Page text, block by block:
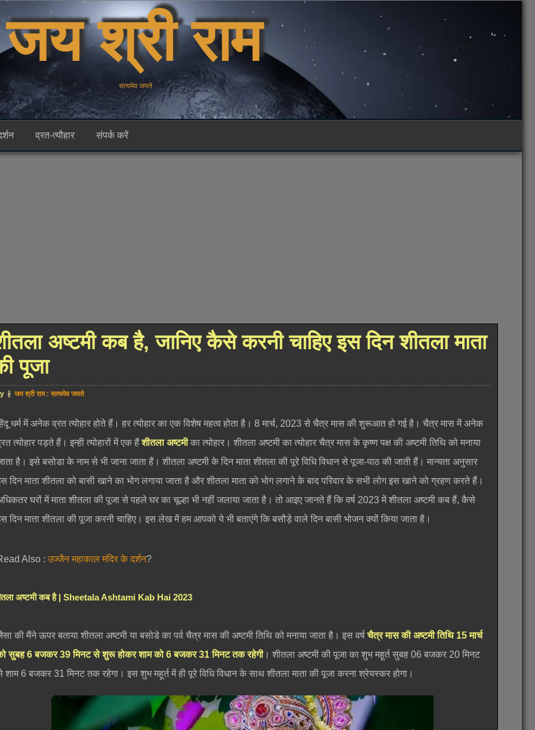
जय श्री राम
सत्यमेव जयते
व्रत-त्यौहार संपर्क करें
अष्टमी कब है, जानिए कैसे करनी चाहिए इस दिन शीतला माता
पूजा
जय श्री राम : सत्यमेव जयते
धर्म में अनेक व्रत त्योहार होते हैं। हर त्योहार का एक विशेष महत्व होता है। 8 मार्च, 2023 से चैत्र मास की शुरूआत हो गई है। चैत्र मास में अनेक
त्योहार पड़ते हैं। इन्ही त्योहारों में एक हैंशीतला अष्टमीका त्योहार। शीतला अष्टमी का त्योहार चैत्र मास के कृष्ण पक्ष की अष्टमी तिथि को मनाया
है। इसे बसोडा के नाम से भी जाना जाता हैं। शीतला अष्टमी के दिन माता शीतला की पूरे विधि विधान से पूजा-पाठ की जाती हैं। मान्यता अनुसार
दिन माता शीतला को बासी खाने का भोग लगाया जाता है और शीतला माता को भोग लगाने के बाद परिवार के सभी लोग इस खाने को ग्रहण करते हैं।
घरों में माता शीतला की पूजा से पहले घर का चूल्हा भी नहीं जलाया जाता है। तो आइए जानते हैं कि वर्ष 2023 में शीतला अष्टमी कब हैं, कैसे
दिन माता शीतला की पूजा करनी चाहिए। इस लेख में हम आपको ये भी बताएंगे कि बसौड़े वाले दिन बासी भोजन क्यों किया जाता है।
Also :उज्जैन महाकाल मंदिर के दर्शन?
अष्टमी कब है | Sheetala Ashtami Kab Hai 2023
की मैंने ऊपर बताया शीतला अष्टमी या बसोडे का पर्व चैत्र मास की अष्टमी तिथि को मनाया जाता है। इस वर्षचैत्र मास की अष्टमी तिथि 15 मार्च
सुबह 6 बजकर 39 मिनट से शुरू होकर शाम को 6 बजकर 31 मिनट तक रहेगी। शीतला अष्टमी की पूजा का शुभ महूर्त सुबह 06 बजकर 20 मिनट
शाम 6 बजकर 31 मिनट तक रहेगा। इस शुभ महूर्त में ही पूरे विधि विधान के साथ शीतला माता की पूजा करना श्रेयस्कर होगा।